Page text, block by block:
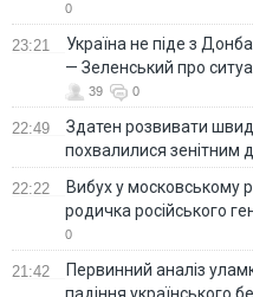
0
23:21
Україна не піде з
— Зеленський про
39 0
22:49
Здатен розвивати
похвалилися зенітним
22:22
Вибух у московському
родичка російського
0
21:42
Первинний аналіз